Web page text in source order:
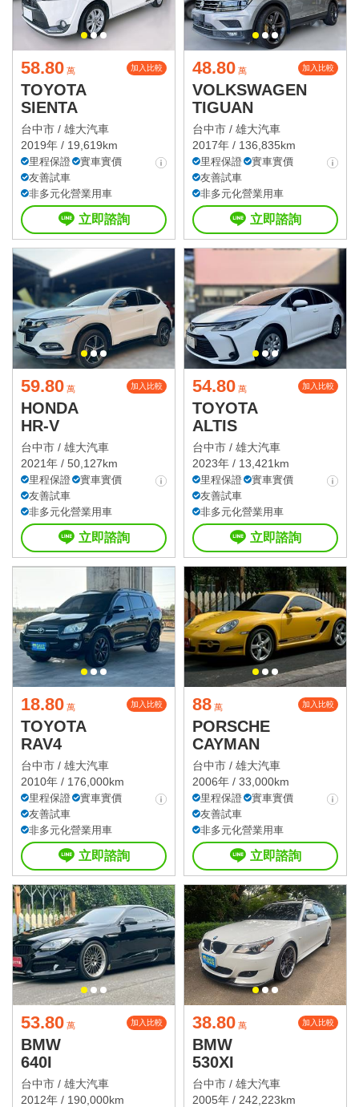
58.80 萬 加入比較
TOYOTA
SIENTA
台中市 / 雄大汽車
2019年 / 19,619km
里程保證
實車實價
友善試車
非多元化營業用車
立即諮詢
48.80 萬 加入比較
VOLKSWAGEN
TIGUAN
台中市 / 雄大汽車
2017年 / 136,835km
里程保證
實車實價
友善試車
非多元化營業用車
立即諮詢
59.80 萬 加入比較
HONDA
HR-V
台中市 / 雄大汽車
2021年 / 50,127km
里程保證
實車實價
友善試車
非多元化營業用車
立即諮詢
54.80 萬 加入比較
TOYOTA
ALTIS
台中市 / 雄大汽車
2023年 / 13,421km
里程保證
實車實價
友善試車
非多元化營業用車
立即諮詢
18.80 萬 加入比較
TOYOTA
RAV4
台中市 / 雄大汽車
2010年 / 176,000km
里程保證
實車實價
友善試車
非多元化營業用車
立即諮詢
88 萬 加入比較
PORSCHE
CAYMAN
台中市 / 雄大汽車
2006年 / 33,000km
里程保證
實車實價
友善試車
非多元化營業用車
立即諮詢
53.80 萬 加入比較
BMW
640I
台中市 / 雄大汽車
2012年 / 190,000km
38.80 萬 加入比較
BMW
530XI
台中市 / 雄大汽車
2005年 / 242,223km